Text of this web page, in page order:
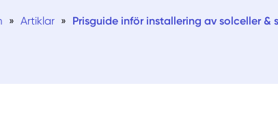
» Artiklar » Prisguide inför installering av solceller &